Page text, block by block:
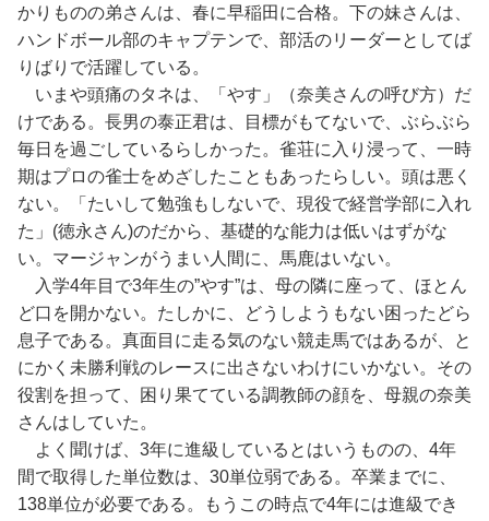
かりものの弟さんは、春に早稲田に合格。下の妹さんは、
ハンドボール部のキャプテンで、部活のリーダーとしてば
りばりで活躍している。
いまや頭痛のタネは、「やす」（奈美さんの呼び方）だ
けである。長男の泰正君は、目標がもてないで、ぶらぶら
毎日を過ごしているらしかった。雀荘に入り浸って、一時
期はプロの雀士をめざしたこともあったらしい。頭は悪く
ない。「たいして勉強もしないで、現役で経営学部に入れ
た」(徳永さん)のだから、基礎的な能力は低いはずがな
い。マージャンがうまい人間に、馬鹿はいない。
入学4年目で3年生の”やす”は、母の隣に座って、ほとん
ど口を開かない。たしかに、どうしようもない困ったどら
息子である。真面目に走る気のない競走馬ではあるが、と
にかく未勝利戦のレースに出さないわけにいかない。その
役割を担って、困り果てている調教師の顔を、母親の奈美
さんはしていた。
よく聞けば、3年に進級しているとはいうものの、4年
間で取得した単位数は、30単位弱である。卒業までに、
138単位が必要である。もうこの時点で4年には進級でき